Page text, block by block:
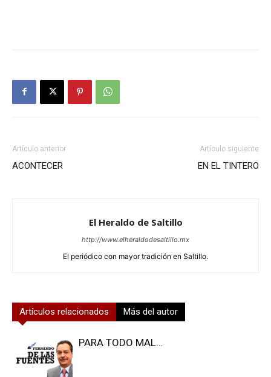
Artículo anterior
ACONTECER
Artículo siguiente
EN EL TINTERO
El Heraldo de Saltillo
http://www.elheraldodesaltillo.mx
El periódico con mayor tradición en Saltillo.
Artículos relacionados Más del autor
PARA TODO MAL…